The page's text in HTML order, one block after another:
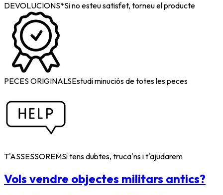
DEVOLUCIONS*Si no esteu satisfet, torneu el producte
PECES ORIGINALSEstudi minuciós de totes les peces
T'ASSESSOREMSi tens dubtes, truca'ns i t'ajudarem
Vols vendre objectes militars antics?